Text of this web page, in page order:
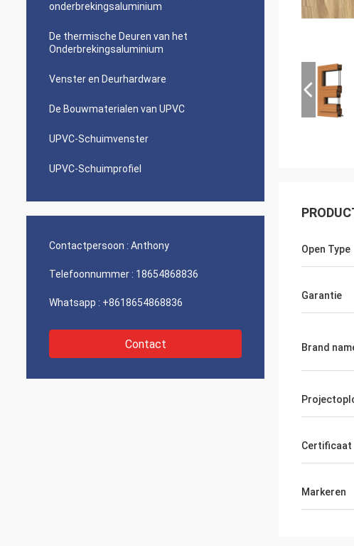
onderbrekingsaluminium
De thermische Deuren van het
Onderbrekingsaluminium
Venster en Deurhardware
De Bouwmaterialen van UPVC
UPVC-Schuimvenster
UPVC-Schuimprofiel
Contactpersoon : Anthony
Telefoonnummer : 18654868836
Whatsapp : +8618654868836
Contact
Open Type
Garantie
Brand
Certificaat
Markeren